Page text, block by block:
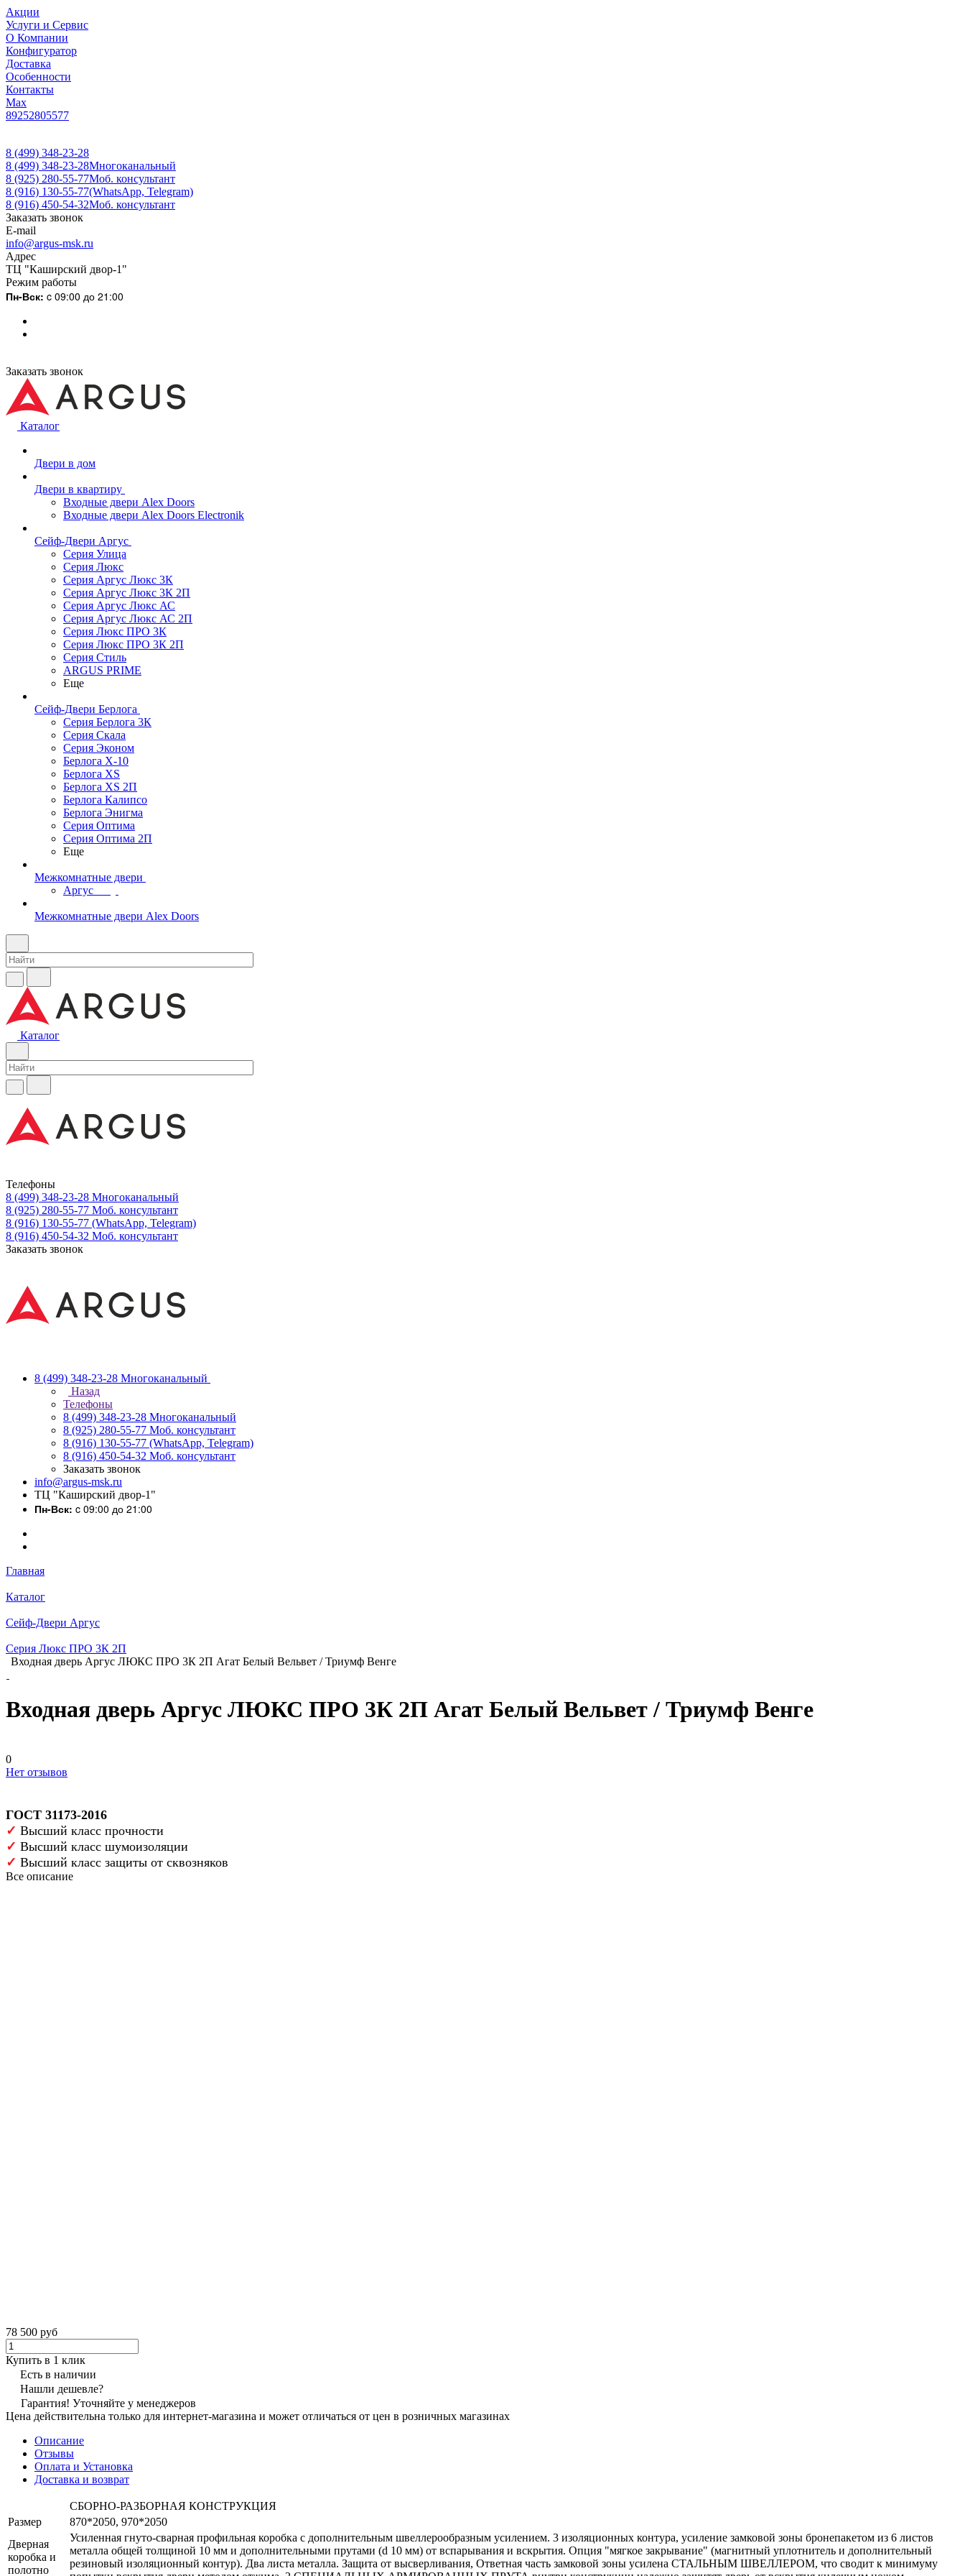
Акции
Услуги и Сервис
О Компании
Конфигуратор
Доставка
Особенности
Контакты
Max
89252805577
8 (499) 348-23-28
8 (499) 348-23-28Многоканальный
8 (925) 280-55-77Моб. консультант
8 (916) 130-55-77(WhatsApp, Telegram)
8 (916) 450-54-32Моб. консультант
Заказать звонок
E-mail
info@argus-msk.ru
Адрес
ТЦ "Каширский двор-1"
Режим работы
Пн-Вск: c 09:00 до 21:00
Заказать звонок
Каталог
Двери в дом
Двери в квартиру
Входные двери Alex Doors
Входные двери Alex Doors Electronik
Сейф-Двери Аргус
Серия Улица
Серия Люкс
Серия Аргус Люкс 3К
Серия Аргус Люкс 3К 2П
Серия Аргус Люкс АС
Серия Аргус Люкс АС 2П
Серия Люкс ПРО 3К
Серия Люкс ПРО 3К 2П
Серия Стиль
ARGUS PRIME
Еще
Сейф-Двери Берлога
Серия Берлога 3К
Серия Скала
Серия Эконом
Берлога X-10
Берлога XS
Берлога XS 2П
Берлога Калипсо
Берлога Энигма
Серия Оптима
Серия Оптима 2П
Еще
Межкомнатные двери
Аргус
Межкомнатные двери Alex Doors
Каталог
Телефоны
8 (499) 348-23-28 Многоканальный
8 (925) 280-55-77 Моб. консультант
8 (916) 130-55-77 (WhatsApp, Telegram)
8 (916) 450-54-32 Моб. консультант
Заказать звонок
8 (499) 348-23-28 Многоканальный
Назад
Телефоны
8 (499) 348-23-28 Многоканальный
8 (925) 280-55-77 Моб. консультант
8 (916) 130-55-77 (WhatsApp, Telegram)
8 (916) 450-54-32 Моб. консультант
Заказать звонок
info@argus-msk.ru
ТЦ "Каширский двор-1"
Пн-Вск: c 09:00 до 21:00
Главная
Каталог
Сейф-Двери Аргус
Серия Люкс ПРО 3К 2П
Входная дверь Аргус ЛЮКС ПРО 3К 2П Агат Белый Вельвет / Триумф Венге
Входная дверь Аргус ЛЮКС ПРО 3К 2П Агат Белый Вельвет / Триумф Венге
0
Нет отзывов
ГОСТ 31173-2016
✓ Высший класс прочности
✓ Высший класс шумоизоляции
✓ Высший класс защиты от сквозняков
Все описание
78 500 руб
Купить в 1 клик
Есть в наличии
Нашли дешевле?
Гарантия! Уточняйте у менеджеров
Цена действительна только для интернет-магазина и может отличаться от цен в розничных магазинах
Описание
Отзывы
Оплата и Установка
Доставка и возврат
СБОРНО-РАЗБОРНАЯ КОНСТРУКЦИЯ
Размер
870*2050, 970*2050
Дверная
коробка и
полотно
Усиленная гнуто-сварная профильная коробка с дополнительным швеллерообразным усилением. 3 изоляционных контура, усиление замковой зоны бронепакетом из 6 листов
металла общей толщиной 10 мм и дополнительными прутами (d 10 мм) от вспарывания и вскрытия. Опция "мягкое закрывание" (магнитный уплотнитель и дополнительный
резиновый изоляционный контур). Два листа металла. Защита от высверливания, Ответная часть замковой зоны усилена СТАЛЬНЫМ ШВЕЛЛЕРОМ, что сводит к минимуму